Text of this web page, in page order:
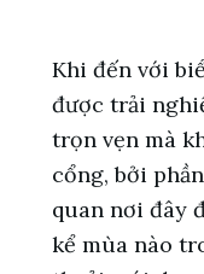
Khi đến với
được trải
trọn vẹn mà
cổng, bởi
quan nơi đây
kể mùa nào